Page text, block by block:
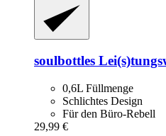
soulbottles
0,6L Füllmenge
Schlichtes Design
Für den Büro-Rebell
29,99 €